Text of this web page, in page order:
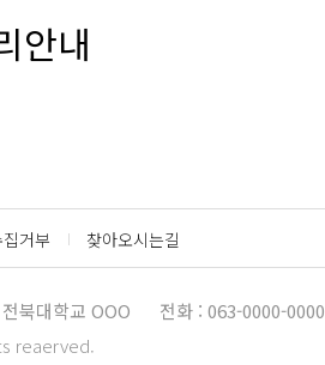
안내
거부 찾아오시는길
전북대학교 OOO 전화 : 063-0000-0000
reaerved.